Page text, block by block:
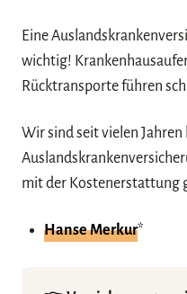
Eine
wichtig!
Rücktransporte führen
Wir sind seit vielen Jahren
mit der Kostenerstattung
Hanse Merkur*